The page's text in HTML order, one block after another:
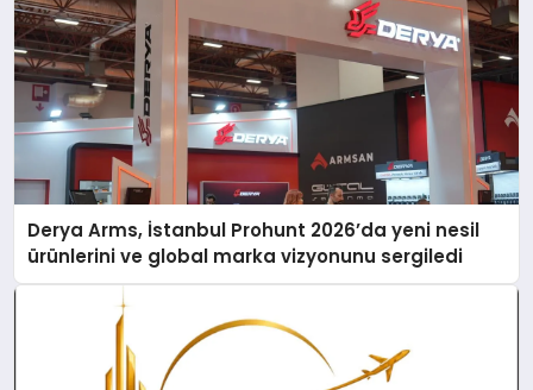
Derya Arms, İstanbul Prohunt 2026’da yeni nesil
ürünlerini ve global marka vizyonunu sergiledi